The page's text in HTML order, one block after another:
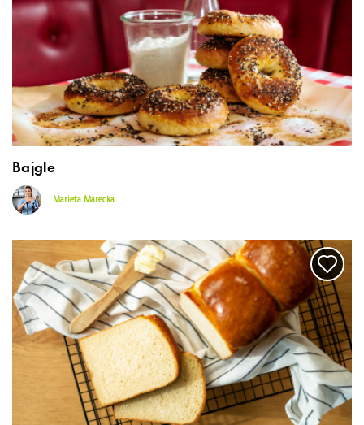
Bajgle
Marieta Marecka